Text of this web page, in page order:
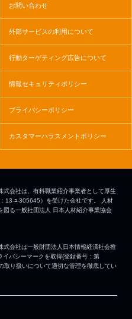
お問い合わせ
外部サービスの利用について
行動ターゲティング広告について
情報セキュリティポリシー
プライバシーポリシー
カスタマーハラスメントポリシー